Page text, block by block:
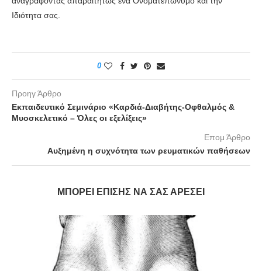
Ιδιότητα σας.
0
Προηγ Άρθρο
Εκπαιδευτικό Σεμινάριο «Καρδιά-Διαβήτης-Οφθαλμός &
Μυοσκελετικό – Όλες οι εξελίξεις»
Επομ Άρθρο
Αυξημένη η συχνότητα των ρευματικών παθήσεων
ΜΠΟΡΕΊ ΕΠΊΣΗΣ ΝΑ ΣΑΣ ΑΡΈΣΕΙ